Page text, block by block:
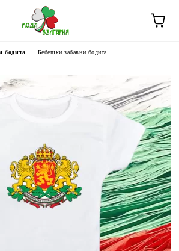
бодита
Бебешки забавни бодита